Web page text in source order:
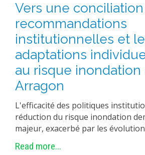
Vers une
recommandations
institutionnelles et
adaptations
au risque inondation
Arragon
L'efficacité des politiques
réduction du risque inondation
majeur, exacerbé par les
Read more...